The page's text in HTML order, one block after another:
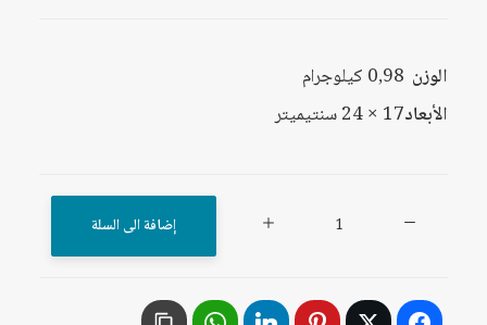
الوزن 0,98 كيلوجرام
الأبعاد17 × 24 سنتيميتر
والتقانة
إضافة الى السلة